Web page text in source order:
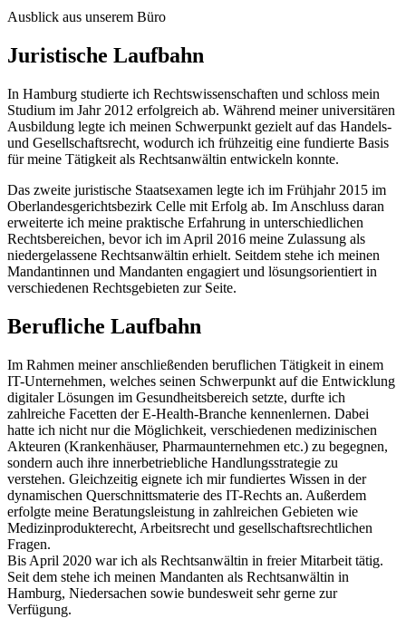
Ausblick aus unserem Büro
Juristische Laufbahn
In Hamburg studierte ich Rechtswissenschaften und schloss mein
Studium im Jahr 2012 erfolgreich ab. Während meiner universitären
Ausbildung legte ich meinen Schwerpunkt gezielt auf das Handels-
und Gesellschaftsrecht, wodurch ich frühzeitig eine fundierte Basis
für meine Tätigkeit als Rechtsanwältin entwickeln konnte.
Das zweite juristische Staatsexamen legte ich im Frühjahr 2015 im
Oberlandesgerichtsbezirk Celle mit Erfolg ab. Im Anschluss daran
erweiterte ich meine praktische Erfahrung in unterschiedlichen
Rechtsbereichen, bevor ich im April 2016 meine Zulassung als
niedergelassene Rechtsanwältin erhielt. Seitdem stehe ich meinen
Mandantinnen und Mandanten engagiert und lösungsorientiert in
verschiedenen Rechtsgebieten zur Seite.
Berufliche Laufbahn
Im Rahmen meiner anschließenden beruflichen Tätigkeit in einem
IT-Unternehmen, welches seinen Schwerpunkt auf die Entwicklung
digitaler Lösungen im Gesundheitsbereich setzte, durfte ich
zahlreiche Facetten der E-Health-Branche kennenlernen. Dabei
hatte ich nicht nur die Möglichkeit, verschiedenen medizinischen
Akteuren (Krankenhäuser, Pharmaunternehmen etc.) zu begegnen,
sondern auch ihre innerbetriebliche Handlungsstrategie zu
verstehen. Gleichzeitig eignete ich mir fundiertes Wissen in der
dynamischen Querschnittsmaterie des IT-Rechts an. Außerdem
erfolgte meine Beratungsleistung in zahlreichen Gebieten wie
Medizinprodukterecht, Arbeitsrecht und gesellschaftsrechtlichen
Fragen.
Bis April 2020 war ich als Rechtsanwältin in freier Mitarbeit tätig.
Seit dem stehe ich meinen Mandanten als Rechtsanwältin in
Hamburg, Niedersachen sowie bundesweit sehr gerne zur
Verfügung.